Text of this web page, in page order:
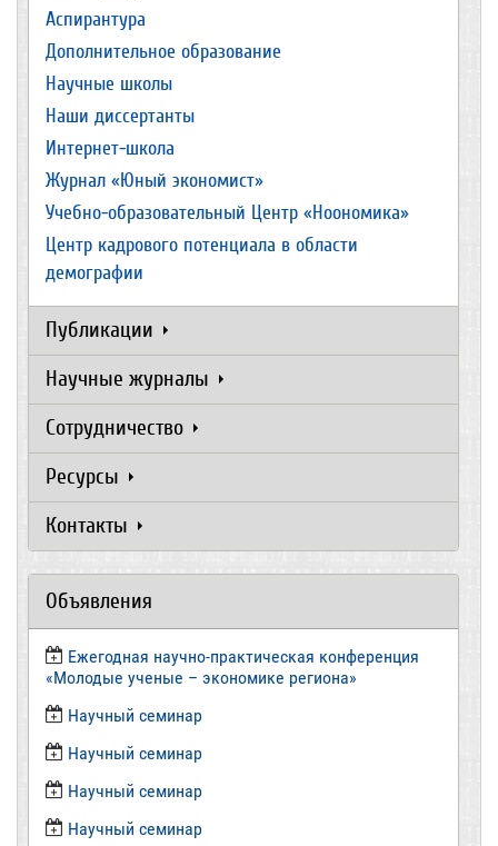
Аспирантура
Дополнительное образование
Научные школы
Наши диссертанты
Интернет-школа
Журнал «Юный экономист»
Учебно-образовательный Центр «Ноономика»
Центр кадрового потенциала в области
демографии
Публикации
Научные журналы
Сотрудничество
Ресурсы
Контакты
Объявления
Ежегодная научно-практическая конференция
«Молодые ученые – экономике региона»
​Научный семинар
​Научный семинар
Научный семинар
​Научный семинар